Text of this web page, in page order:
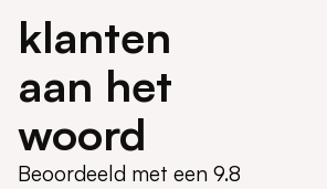
klanten
aan het
woord
Beoordeeld met een 9.8